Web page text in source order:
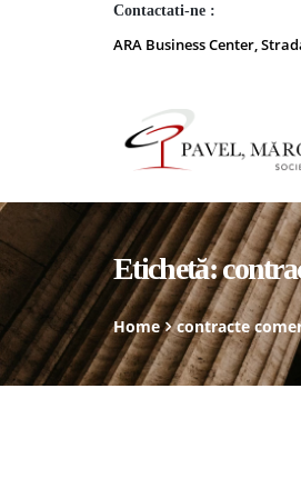
Contactati-ne :
ARA Business Center,
Etichetă:
Home contracte